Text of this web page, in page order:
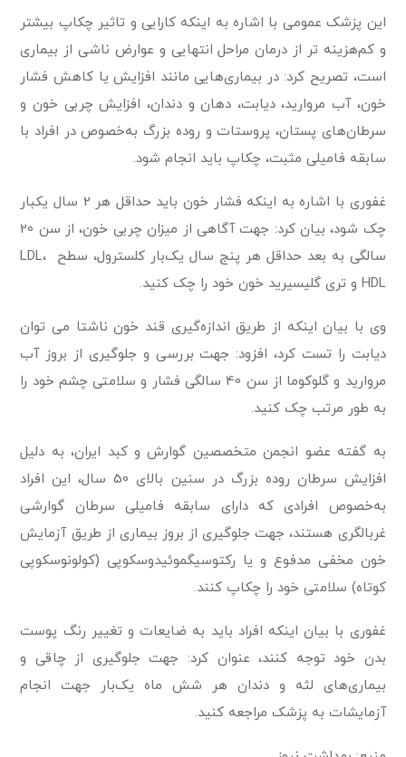
این پزشک عمومی با اشاره به اینکه کارایی و تاثیر چکاپ بیشتر
و کم‌هزینه تر از درمان مراحل انتهایی و عوارض ناشی از بیماری
است، تصریح کرد: در بیماری‌هایی مانند افزایش یا کاهش فشار
خون، آب مروارید، دیابت، دهان و دندان، افزایش چربی خون و
سرطان‌های پستان، پروستات و روده بزرگ به‌خصوص در افراد با
سابقه فامیلی مثبت، چکاپ باید انجام شود.
غفوری با اشاره به اینکه فشار خون باید حداقل هر 2 سال یکبار
چک شود، بیان کرد: جهت آگاهی از میزان چربی خون، از سن 20
سالگی به بعد حداقل هر پنج سال یک‌بار کلسترول، سطح LDL،
HDL و تری گلیسیرید خون خود را چک کنید.
وی با بیان اینکه از طریق اندازه‌گیری قند خون ناشتا می توان
دیابت را تست کرد، افزود: جهت بررسی و جلوگیری از بروز آب
مروارید و گلوکوما از سن 40 سالگی فشار و سلامتی چشم خود را
به طور مرتب چک کنید.
به گفته عضو انجمن متخصصین گوارش و کبد ایران، به دلیل
افزایش سرطان روده بزرگ در سنین بالای 50 سال، این افراد
به‌خصوص افرادی که دارای سابقه فامیلی سرطان گوارشی
غربالگری هستند، جهت جلوگیری از بروز بیماری از طریق آزمایش
خون مخفی مدفوع و یا رکتوسیگموئیدوسکوپی (کولونوسکوپی
کوتاه) سلامتی خود را چکاپ کنند.
غفوری با بیان اینکه افراد باید به ضایعات و تغییر رنگ پوست
بدن خود توجه کنند، عنوان کرد: جهت جلوگیری از چاقی و
بیماری‌های لثه و دندان هر شش ماه یک‌بار جهت انجام
آزمایشات به پزشک مراجعه کنید.